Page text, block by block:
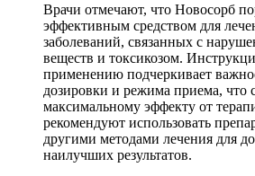
Врачи отмечают, что Новосорб
эффективным средством для
заболеваний, связанных с
веществ и токсикозом.
применению подчеркивает
дозировки и режима приема, что
максимальному эффекту от
рекомендуют использовать
другими методами лечения для
наилучших результатов.